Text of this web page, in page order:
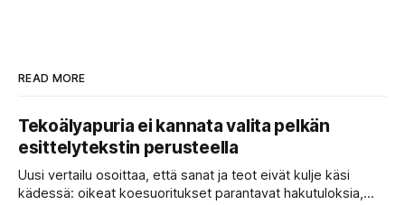
READ MORE
Tekoälyapuria ei kannata valita pelkän
esittelytekstin perusteella
Uusi vertailu osoittaa, että sanat ja teot eivät kulje käsi
kädessä: oikeat koesuoritukset parantavat hakutuloksia,